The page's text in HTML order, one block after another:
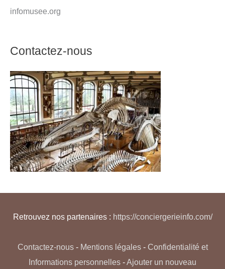
infomusee.org
Contactez-nous
Retrouvez nos partenaires : https://conciergerieinfo.com/
Contactez-nous- Mentions légales- Confidentialité et
Informations personnelles -Ajouter un nouveau